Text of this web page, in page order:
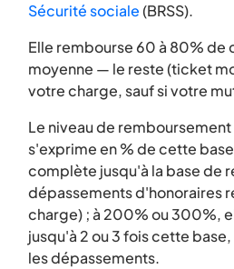
Sécurité sociale(BRSS).
Elle rembourse 60 à 80% de
moyenne — le reste (ticket
votre charge, sauf si votre
Le niveau de
s'exprime en % de cette
complète jusqu'à la base de
dépassements d'honoraires
charge) ; à 200% ou 300%,
jusqu'à 2 ou 3 fois cette
les dépassements.